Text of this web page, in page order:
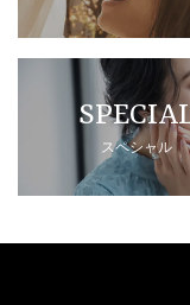
スペシャル